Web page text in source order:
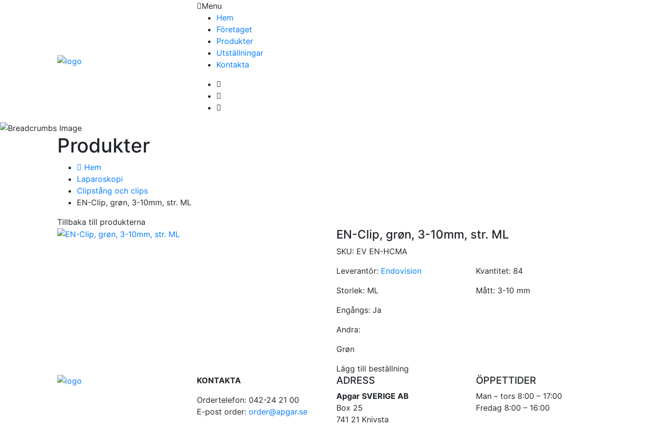
Menu
Hem
Företaget
Produkter
Utställningar
Kontakta
Produkter
Hem
Laparoskopi
Clipstång och clips
EN-Clip, grøn, 3-10mm, str. ML
Tillbaka till produkterna
EN-Clip, grøn, 3-10mm, str. ML
SKU: EV EN-HCMA
Leverantör: Endovision Kvantitet: 84
Storlek: ML Mått: 3-10 mm
Engångs: Ja
Andra:
Grøn
Lägg till beställning
KONTAKTA
Ordertelefon: 042-24 21 00
E-post order: order@apgar.se
ADRESS
Apgar SVERIGE AB
Box 25
741 21 Knivsta
ÖPPETTIDER
Man – tors 8:00 – 17:00
Fredag 8:00 – 16:00